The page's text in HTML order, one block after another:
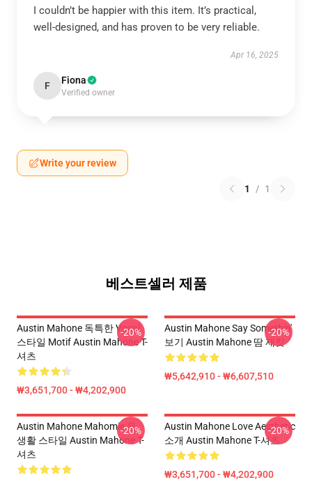
I couldn’t be happier with this item. It’s practical,
well-designed, and has proven to be very reliable.
Apr 16, 2025
F Fiona
Verified owner
Write your review
1 / 1
베스트셀러 제품
Austin Mahone 독특한 Vocal
스타일 Motif Austin Mahone T-
셔츠
₩3,651,700 - ₩4,202,900
-20%
Austin Mahone Say Somethin'
보기 Austin Mahone 땀 재킷
₩5,642,910 - ₩6,607,510
-20%
Austin Mahone Mahomie 용
생활 스타일 Austin Mahone T-
셔츠
-20%
Austin Mahone Love Aesthetic
소개 Austin Mahone T-셔츠
₩3,651,700 - ₩4,202,900
-20%